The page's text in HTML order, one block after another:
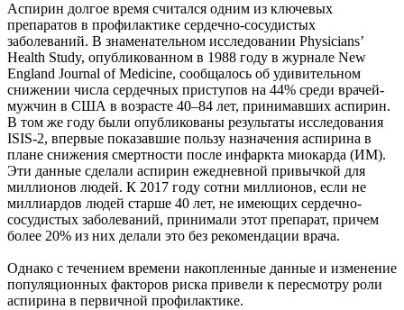
Аспирин долгое время считался одним из ключевых
препаратов в профилактике сердечно-сосудистых
заболеваний. В знаменательном исследовании Physicians’
Health Study, опубликованном в 1988 году в журнале New
England Journal of Medicine, сообщалось об удивительном
снижении числа сердечных приступов на 44% среди врачей-
мужчин в США в возрасте 40–84 лет, принимавших аспирин.
В том же году были опубликованы результаты исследования
ISIS-2, впервые показавшие пользу назначения аспирина в
плане снижения смертности после инфаркта миокарда (ИМ).
Эти данные сделали аспирин ежедневной привычкой для
миллионов людей. К 2017 году сотни миллионов, если не
миллиардов людей старше 40 лет, не имеющих сердечно-
сосудистых заболеваний, принимали этот препарат, причем
более 20% из них делали это без рекомендации врача.
Однако с течением времени накопленные данные и изменение
популяционных факторов риска привели к пересмотру роли
аспирина в первичной профилактике.